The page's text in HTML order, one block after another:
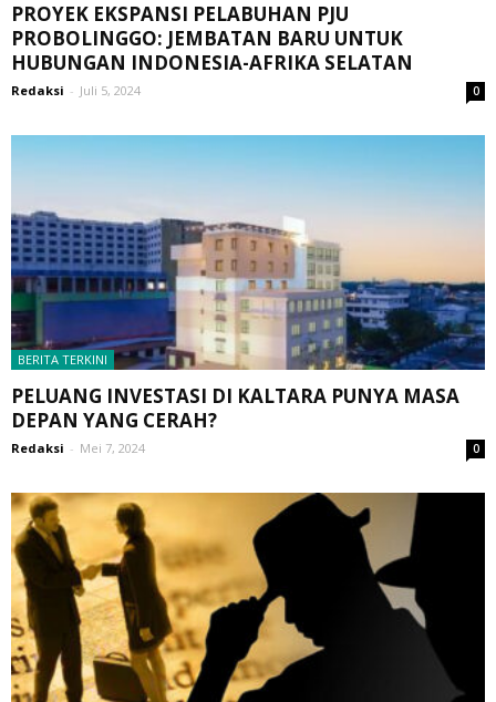
PROYEK EKSPANSI PELABUHAN PJU
PROBOLINGGO: JEMBATAN BARU UNTUK
HUBUNGAN INDONESIA-AFRIKA SELATAN
Redaksi - Juli 5, 2024 0
BERITA TERKINI
PELUANG INVESTASI DI KALTARA PUNYA MASA
DEPAN YANG CERAH?
Redaksi - Mei 7, 2024 0